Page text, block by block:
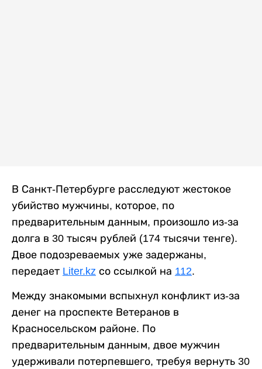
В Санкт-Петербурге расследуют жестокое
убийство мужчины, которое, по
предварительным данным, произошло из-за
долга в 30 тысяч рублей (174 тысячи тенге).
Двое подозреваемых уже задержаны,
передает Liter.kz со ссылкой на 112.
Между знакомыми вспыхнул конфликт из-за
денег на проспекте Ветеранов в
Красносельском районе. По
предварительным данным, двое мужчин
удерживали потерпевшего, требуя вернуть 30